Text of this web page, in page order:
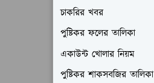
চাকরির খবর
পুষ্টিকর ফলের তালিকা
একাউন্ট খোলার নিয়ম
পুষ্টিকর শাকসবজির তালিকা